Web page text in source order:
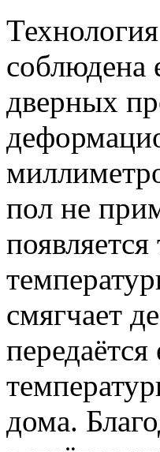
соблюдена
дверных
пол не
смягчает
дома.